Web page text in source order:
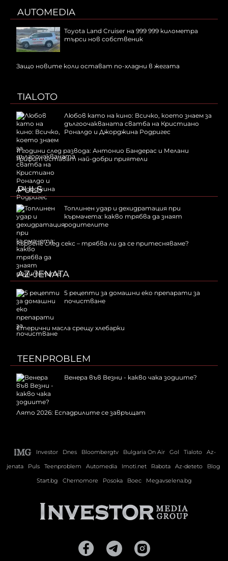
AUTOMEDIA
Toyota Land Cruiser на 999 999 километра
търси нов собственик
Защо новите коли остават по-хладни в жегата
TIALOTO
Любов като на кино: Всичко, което знаем за
дългоочакваната сватба на Кристиано
Роналдо и Джорджина Родригес
11 години след развода: Антонио Бандерас и Мелани
Грифит остават най-добри приятели
PULS
Топлинен удар и дехидратация при
кърмачета: какво трябва да знаят
родителите
Кървене след секс – трябва ли да се притесняваме?
AZ-JENATA
5 рецепти за домашни еко препарати за
почистване
Етерични масла срещу хлебарки
TEENPROBLEM
Венера във Везни - какво чака зодиите?
Лято 2026: Еспадрилите се завръщат
Investor Dnes Bloombergtv Bulgaria On Air Gol Tialoto
Az-
jenata
Puls Teenproblem Automedia Imoti.net Rabota Az-deteto
Blog
Start.bg
Chernomore Posoka Boec Megavselena.bg